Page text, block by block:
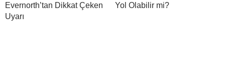
Evernorth’tan Dikkat Çeken
Uyarı
Yol Olabilir mi?